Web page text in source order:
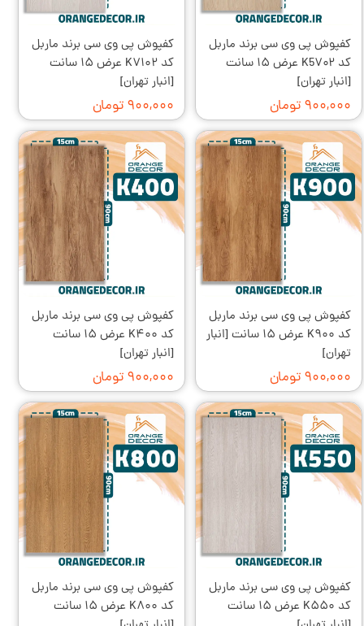
کفپوش پی وی سی برند ماربل
کد K5۷۰۲ عرض ۱۵ سانت
[انبار تهران]
۹۰۰,۰۰۰ تومان
کفپوش پی وی سی برند ماربل
کد K۷۱۰۲ عرض ۱۵ سانت
[انبار تهران]
۹۰۰,۰۰۰ تومان
کفپوش پی وی سی برند ماربل
کد K۹۰۰ عرض ۱۵ سانت [انبار
تهران]
۹۰۰,۰۰۰ تومان
کفپوش پی وی سی برند ماربل
کد K۴۰۰ عرض ۱۵ سانت
[انبار تهران]
۹۰۰,۰۰۰ تومان
کفپوش پی وی سی برند ماربل
کد K۵۵۰ عرض ۱۵ سانت
کفپوش پی وی سی برند ماربل
کد K۸۰۰ عرض ۱۵ سانت